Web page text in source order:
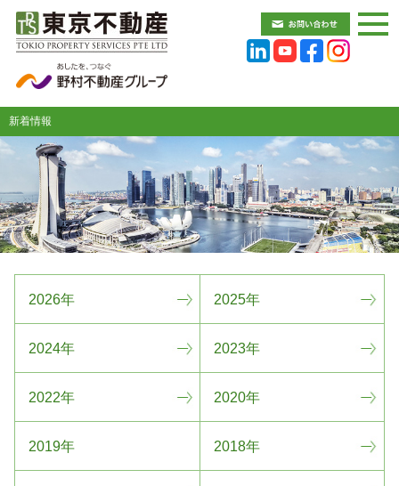
新着情報
2026年 2025年
2024年 2023年
2022年 2020年
2019年 2018年